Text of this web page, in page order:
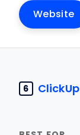
Website
6 ClickUp